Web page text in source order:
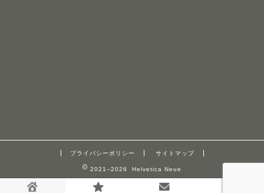
プライバシーポリシー サイトマップ
2021–2026 Helvetica Neue